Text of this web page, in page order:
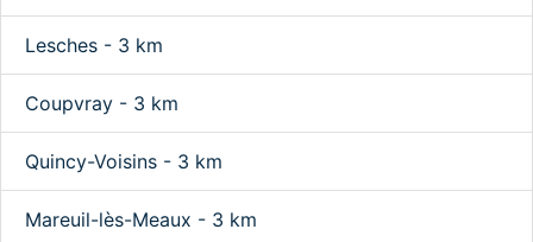
Lesches - 3 km
Coupvray - 3 km
Quincy-Voisins - 3 km
Mareuil-lès-Meaux - 3 km